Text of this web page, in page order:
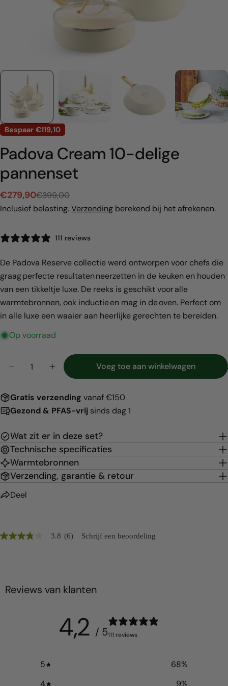
Bespaar €119,10
Padova Cream 10-delige
pannenset
Verkoopprijs
€279,90
Normale
prijs
€399,00
Inclusief belasting.Verzending berekend bij het afrekenen.
111 reviews
De Padova Reserve collectie werd ontworpen voor chefs die
graag perfecte resultaten neerzetten in de keuken en houden
van een tikkeltje luxe. De reeks is geschikt voor alle
warmtebronnen, ook inductie en mag in de oven. Perfect om
in alle luxe een waaier aan heerlijke gerechten te bereiden.
Op voorraad
Aantal verlagen voor Padova Cream 10-delige
Verhoog het aantal voor Padova Cream
Voeg toe aan winkelwagen
Gratis verzending vanaf €150
Gezond & PFAS-vrij sinds dag 1
Wat zit er in deze set?
Technische specificaties
Warmtebronnen
Verzending, garantie & retour
Deel
Deel dit product
Kopiëren
lezen
van
6
beoordelingen
Dezelfde
3.8 (6) Schrijf een beoordeling
Reviews van klanten
4,2 / 5111 reviews
5 68%
4
9%